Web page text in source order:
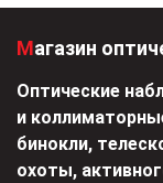
Магазин
Оптические
и
бинокли,
охоты,